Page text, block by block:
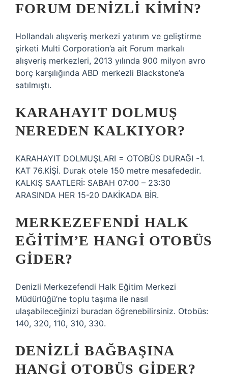
FORUM DENIZLI KIMIN?
Hollandalı alışveriş merkezi yatırım ve geliştirme
şirketi Multi Corporation’a ait Forum markalı
alışveriş merkezleri, 2013 yılında 900 milyon avro
borç karşılığında ABD merkezli Blackstone’a
satılmıştı.
KARAHAYIT DOLMUŞ
NEREDEN KALKIYOR?
KARAHAYIT DOLMUŞLARI = OTOBÜS DURAĞI -1.
KAT 76.KİŞİ. Durak otele 150 metre mesafededir.
KALKIŞ SAATLERİ: SABAH 07:00 – 23:30
ARASINDA HER 15-20 DAKİKADA BİR.
MERKEZEFENDI HALK
EĞITIM’E HANGI OTOBÜS
GIDER?
Denizli Merkezefendi Halk Eğitim Merkezi
Müdürlüğü’ne toplu taşıma ile nasıl
ulaşabileceğinizi buradan öğrenebilirsiniz. Otobüs:
140, 320, 110, 310, 330.
DENIZLI BAĞBAŞINA
HANGI OTOBÜS GIDER?